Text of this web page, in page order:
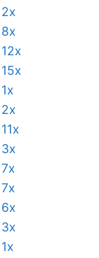
2x
8x
12x
15x
1x
2x
11x
3x
7x
7x
6x
3x
1x